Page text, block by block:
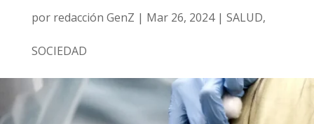
por redacción GenZ | Mar 26, 2024| SALUD,
SOCIEDAD